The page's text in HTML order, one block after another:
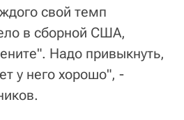
свой темп
в сборной США,
Надо привыкнуть,
у него хорошо", -